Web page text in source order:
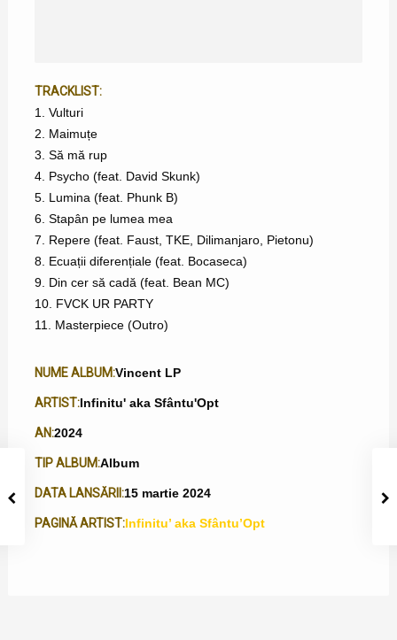
TRACKLIST:
1. Vulturi
2. Maimuțe
3. Să mă rup
4. Psycho (feat. David Skunk)
5. Lumina (feat. Phunk B)
6. Stapân pe lumea mea
7. Repere (feat. Faust, TKE, Dilimanjaro, Pietonu)
8. Ecuații diferențiale (feat. Bocaseca)
9. Din cer să cadă (feat. Bean MC)
10. FVCK UR PARTY
11. Masterpiece (Outro)
NUME ALBUM:Vincent LP
ARTIST:Infinitu' aka Sfântu'Opt
AN:2024
TIP ALBUM:Album
DATA LANSĂRII:15 martie 2024
PAGINĂ ARTIST:Infinitu’ aka Sfântu’Opt